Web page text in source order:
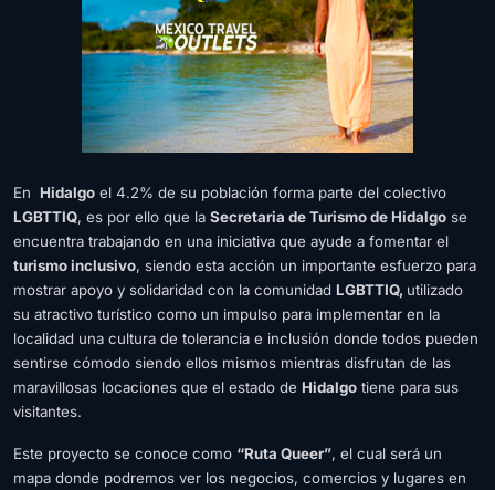
En Hidalgo el 4.2% de su población forma parte del colectivo
LGBTTIQ, es por ello que la Secretaria de Turismo de Hidalgo se
encuentra trabajando en una iniciativa que ayude a fomentar el
turismo inclusivo, siendo esta acción un importante esfuerzo para
mostrar apoyo y solidaridad con la comunidad LGBTTIQ, utilizado
su atractivo turístico como un impulso para implementar en la
localidad una cultura de tolerancia e inclusión donde todos pueden
sentirse cómodo siendo ellos mismos mientras disfrutan de las
maravillosas locaciones que el estado de Hidalgo tiene para sus
visitantes.
Este proyecto se conoce como “Ruta Queer”, el cual será un
mapa donde podremos ver los negocios, comercios y lugares en